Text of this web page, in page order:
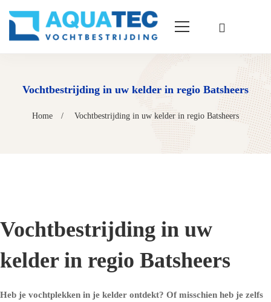
Vochtbestrijding in uw kelder in regio Batsheers
Home Vochtbestrijding in uw kelder in regio Batsheers
Vochtbestrijding in uw
kelder in regio Batsheers
Heb je vochtplekken in je kelder ontdekt? Of misschien heb je zelfs